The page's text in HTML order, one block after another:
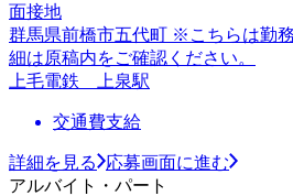
面接地
群馬県前橋市五代町 ※こちらは勤
細は原稿内をご確認ください。
上毛電鉄 上泉駅
交通費支給
詳細を見る
応募画面に進む
アルバイト・パート